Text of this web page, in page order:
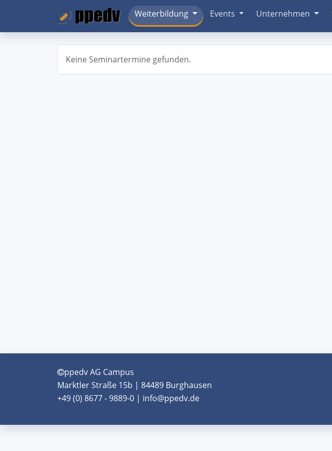
Weiterbildung Events Unternehmen
Keine Seminartermine gefunden.
ppedv AG Campus
Marktler Straße 15b | 84489 Burghausen
+49 (0) 8677 - 9889-0 | info@ppedv.de